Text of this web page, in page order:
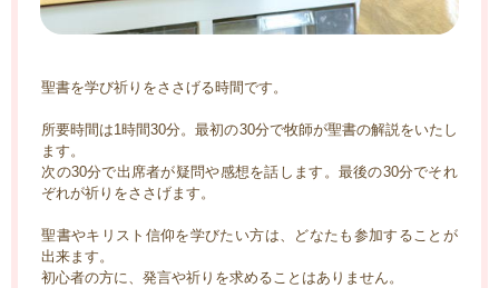
聖書を学び祈りをささげる時間です。
所要時間は1時間30分。最初の30分で牧師が聖書の解説をいたし
ます。
次の30分で出席者が疑問や感想を話します。最後の30分でそれ
ぞれが祈りをささげます。
聖書やキリスト信仰を学びたい方は、どなたも参加することが
出来ます。
初心者の方に、発言や祈りを求めることはありません。